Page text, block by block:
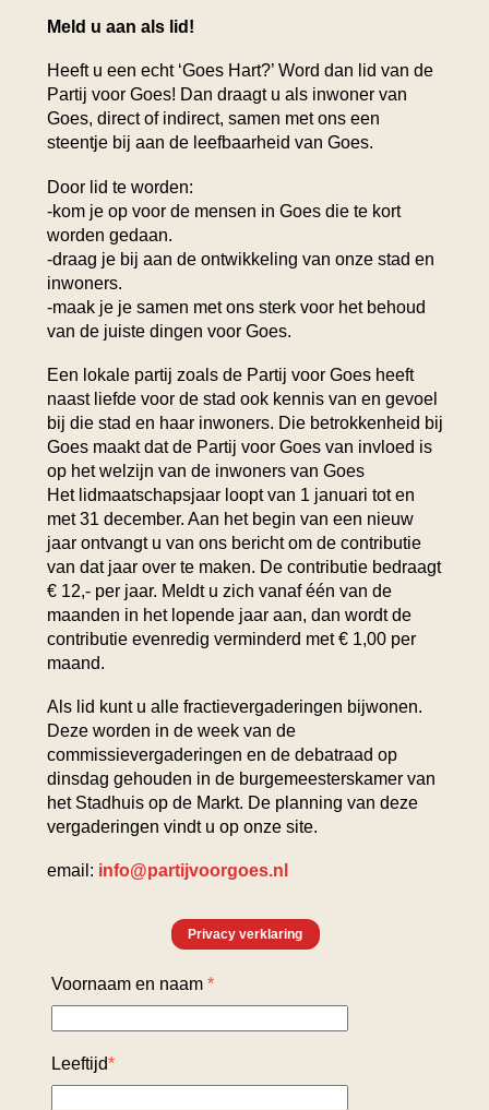
Meld u aan als lid!
Heeft u een echt ‘Goes Hart?’ Word dan lid van de
Partij voor Goes! Dan draagt u als inwoner van
Goes, direct of indirect, samen met ons een
steentje bij aan de leefbaarheid van Goes.
Door lid te worden:
-kom je op voor de mensen in Goes die te kort
worden gedaan.
-draag je bij aan de ontwikkeling van onze stad en
inwoners.
-maak je je samen met ons sterk voor het behoud
van de juiste dingen voor Goes.
Een lokale partij zoals de Partij voor Goes heeft
naast liefde voor de stad ook kennis van en gevoel
bij die stad en haar inwoners. Die betrokkenheid bij
Goes maakt dat de Partij voor Goes van invloed is
op het welzijn van de inwoners van Goes
Het lidmaatschapsjaar loopt van 1 januari tot en
met 31 december. Aan het begin van een nieuw
jaar ontvangt u van ons bericht om de contributie
van dat jaar over te maken. De contributie bedraagt
€ 12,- per jaar. Meldt u zich vanaf één van de
maanden in het lopende jaar aan, dan wordt de
contributie evenredig verminderd met € 1,00 per
maand.
Als lid kunt u alle fractievergaderingen bijwonen.
Deze worden in de week van de
commissievergaderingen en de debatraad op
dinsdag gehouden in de burgemeesterskamer van
het Stadhuis op de Markt. De planning van deze
vergaderingen vindt u op onze site.
email: info@partijvoorgoes.nl
Privacy verklaring
Voornaam en naam *
Leeftijd*